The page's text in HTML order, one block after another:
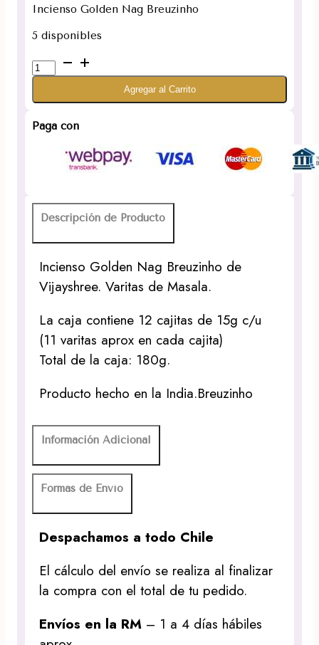
Incienso Golden Nag Breuzinho
5 disponibles
Incienso
Premium
cantidad
Agregar al Carrito
Paga con
Descripción de Producto
Incienso Golden Nag Breuzinho de
Vijayshree. Varitas de Masala.
La caja contiene 12 cajitas de 15g c/u
(11 varitas aprox en cada cajita)
Total de la caja: 180g.
Producto hecho en la India.Breuzinho
Información Adicional
Formas de Envío
Despachamos a todo Chile
El cálculo del envío se realiza al finalizar
la compra con el total de tu pedido.
Envíos en la RM – 1 a 4 días hábiles